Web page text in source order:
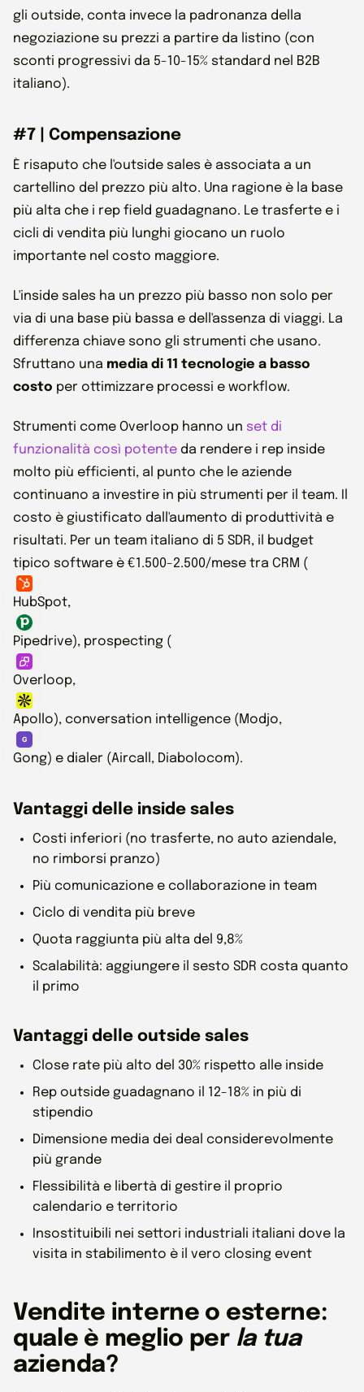
gli outside, conta invece la padronanza della
negoziazione su prezzi a partire da listino (con
sconti progressivi da 5-10-15% standard nel B2B
italiano).
#7 | Compensazione
È risaputo che l'outside sales è associata a un
cartellino del prezzo più alto. Una ragione è la base
più alta che i rep field guadagnano. Le trasferte e i
cicli di vendita più lunghi giocano un ruolo
importante nel costo maggiore.
L'inside sales ha un prezzo più basso non solo per
via di una base più bassa e dell'assenza di viaggi. La
differenza chiave sono gli strumenti che usano.
Sfruttano una media di 11 tecnologie a basso
costo per ottimizzare processi e workflow.
Strumenti come Overloop hanno un set di
funzionalità così potente da rendere i rep inside
molto più efficienti, al punto che le aziende
continuano a investire in più strumenti per il team. Il
costo è giustificato dall'aumento di produttività e
risultati. Per un team italiano di 5 SDR, il budget
tipico software è €1.500-2.500/mese tra CRM (
HubSpot,
Pipedrive), prospecting (
Overloop,
Apollo), conversation intelligence (Modjo,
Gong) e dialer (Aircall, Diabolocom).
Vantaggi delle inside sales
Costi inferiori (no trasferte, no auto aziendale,
no rimborsi pranzo)
Più comunicazione e collaborazione in team
Ciclo di vendita più breve
Quota raggiunta più alta del 9,8%
Scalabilità: aggiungere il sesto SDR costa quanto
il primo
Vantaggi delle outside sales
Close rate più alto del 30% rispetto alle inside
Rep outside guadagnano il 12-18% in più di
stipendio
Dimensione media dei deal considerevolmente
più grande
Flessibilità e libertà di gestire il proprio
calendario e territorio
Insostituibili nei settori industriali italiani dove la
visita in stabilimento è il vero closing event
Vendite interne o esterne:
quale è meglio per la tua
azienda?